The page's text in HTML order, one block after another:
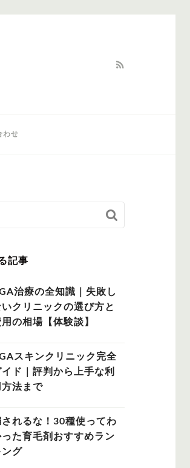
わせ

記事
治療の全知識｜失敗し
いクリニックの選び方と
の相場【体験談】
スキンクリニック完全
イド｜評判から上手な利
方法まで
されるな！30種使ってわ
った育毛剤おすすめラン
ング